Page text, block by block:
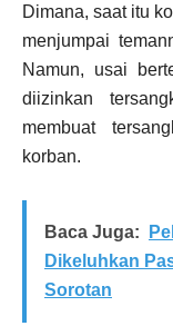
Dimana, saat itu
menjumpai
Namun, usai
diizinkan
membuat
korban.
Baca Juga:
Dikeluhkan
Sorotan